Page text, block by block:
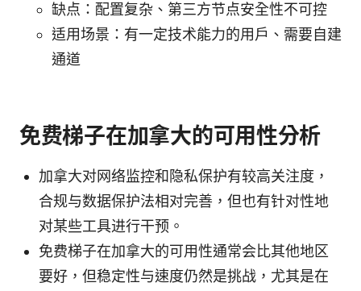
缺点：配置复杂、第三方节点安全性不可控
适用场景：有一定技术能力的用户、需要自建
通道
免费梯子在加拿大的可用性分析
加拿大对网络监控和隐私保护有较高关注度，
合规与数据保护法相对完善，但也有针对性地
对某些工具进行干预。
免费梯子在加拿大的可用性通常会比其他地区
要好，但稳定性与速度仍然是挑战，尤其是在